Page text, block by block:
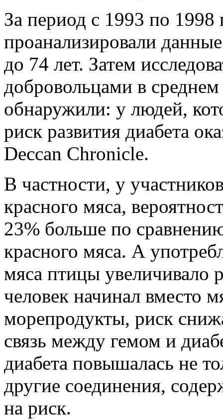
За период с 1993 по 1998
проанализировали
до 74 лет. Затем
добровольцами в
обнаружили: у людей,
риск развития диабета
Deccan Chronicle.
В частности, у
красного мяса,
23% больше по
красного мяса. А
мяса птицы увеличивало
человек начинал вместо
морепродукты, риск
связь между гемом и
диабета повышалась не
другие соединения,
на риск.